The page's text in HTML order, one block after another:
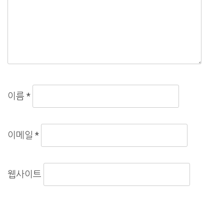
이름 *
이메일 *
웹사이트